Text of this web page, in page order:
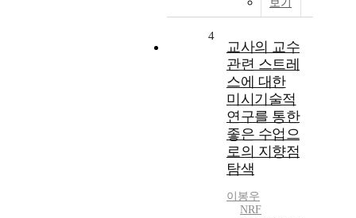
보기
4
교사의 교수
관련 스트레
스에 대한
미시기술적
연구를 통한
좋은 수업으
로의 지향점
탐색
이봉우
NRF